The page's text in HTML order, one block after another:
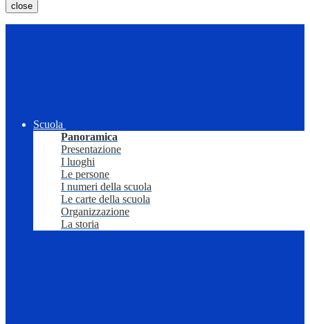
close
Scuola
Panoramica
Presentazione
I luoghi
Le persone
I numeri della scuola
Le carte della scuola
Organizzazione
La storia